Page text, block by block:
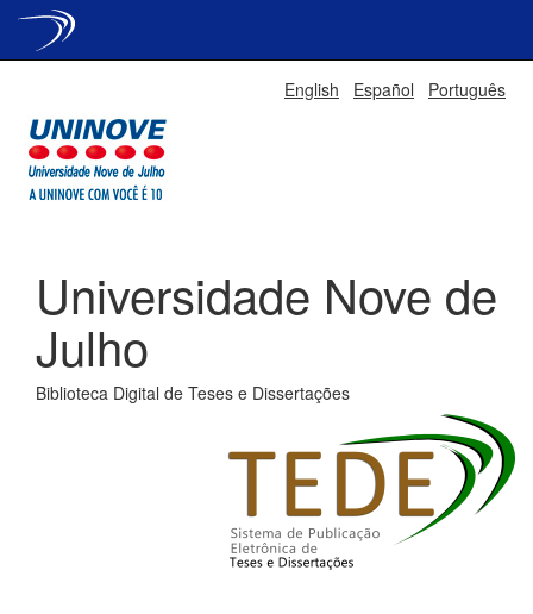
English Español Português
Universidade Nove de
Julho
Biblioteca Digital de Teses e Dissertações